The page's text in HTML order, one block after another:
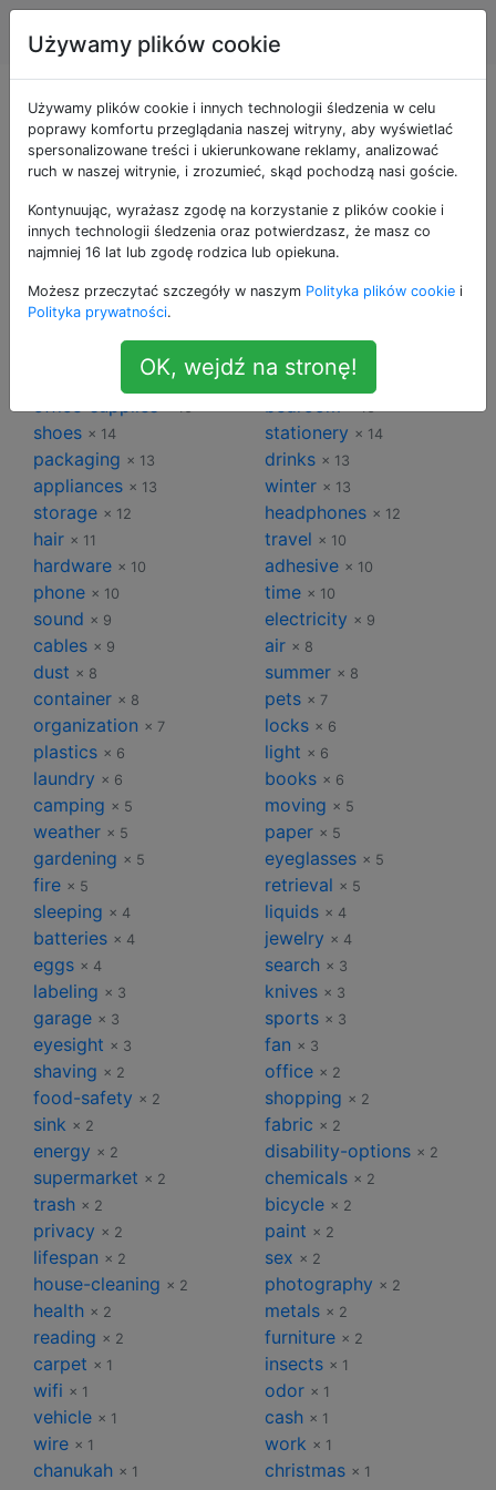
Lifehacks Tagi
Tagi dla Lifehacks
cleaning × 88 home × 74
technology × 49 personal-care × 44
kitchen × 39 clothing
comfort × 24 efficiency × 22
water
glass × 16
shoes × 14 stationery × 14
packaging × 13 drinks × 13
appliances × 13 winter × 13
storage × 12 headphones × 12
hair × 11 travel × 10
hardware × 10 adhesive × 10
phone × 10 time × 10
sound × 9 electricity × 9
cables × 9 air × 8
dust × 8 summer × 8
container × 8 pets × 7
organization × 7 locks × 6
plastics × 6 light × 6
laundry × 6 books × 6
camping × 5 moving × 5
weather × 5 paper × 5
gardening × 5 eyeglasses × 5
fire × 5 retrieval × 5
sleeping × 4 liquids × 4
batteries × 4 jewelry × 4
eggs × 4 search × 3
labeling × 3 knives × 3
garage × 3 sports × 3
eyesight × 3 fan × 3
shaving × 2 office × 2
food-safety × 2 shopping × 2
sink × 2 fabric × 2
energy × 2 disability-options × 2
supermarket × 2 chemicals × 2
trash × 2 bicycle × 2
privacy × 2 paint × 2
lifespan × 2 sex × 2
house-cleaning × 2 photography × 2
health × 2 metals × 2
reading × 2 furniture × 2
carpet × 1 insects × 1
wifi × 1 odor × 1
vehicle × 1 cash × 1
wire × 1 work × 1
chanukah × 1 christmas × 1
Używamy plików cookie
Używamy plików cookie i innych technologii śledzenia w celu
poprawy komfortu przeglądania naszej witryny, aby wyświetlać
spersonalizowane treści i ukierunkowane reklamy, analizować
ruch w naszej witrynie, i zrozumieć, skąd pochodzą nasi goście.
Kontynuując, wyrażasz zgodę na korzystanie z plików cookie i
innych technologii śledzenia oraz potwierdzasz, że masz co
najmniej 16 lat lub zgodę rodzica lub opiekuna.
Możesz przeczytać szczegóły w naszym Polityka plików cookie i
Polityka prywatności.
OK, wejdź na stronę!